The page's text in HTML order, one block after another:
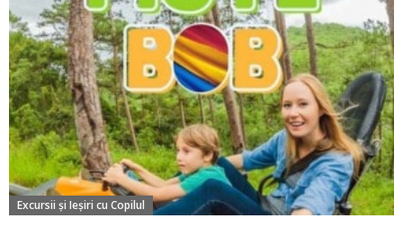
Excursii şi Ieşiri cu Copilul